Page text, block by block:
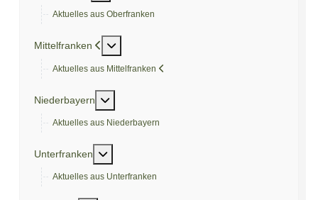
Aktuelles aus Oberfranken
Mittelfranken Weitere Informationen: Mittelfranken
Aktuelles aus Mittelfranken
Niederbayern Weitere Informationen: Niederbayern
Aktuelles aus Niederbayern
Unterfranken Weitere Informationen: Unterfranken
Aktuelles aus Unterfranken